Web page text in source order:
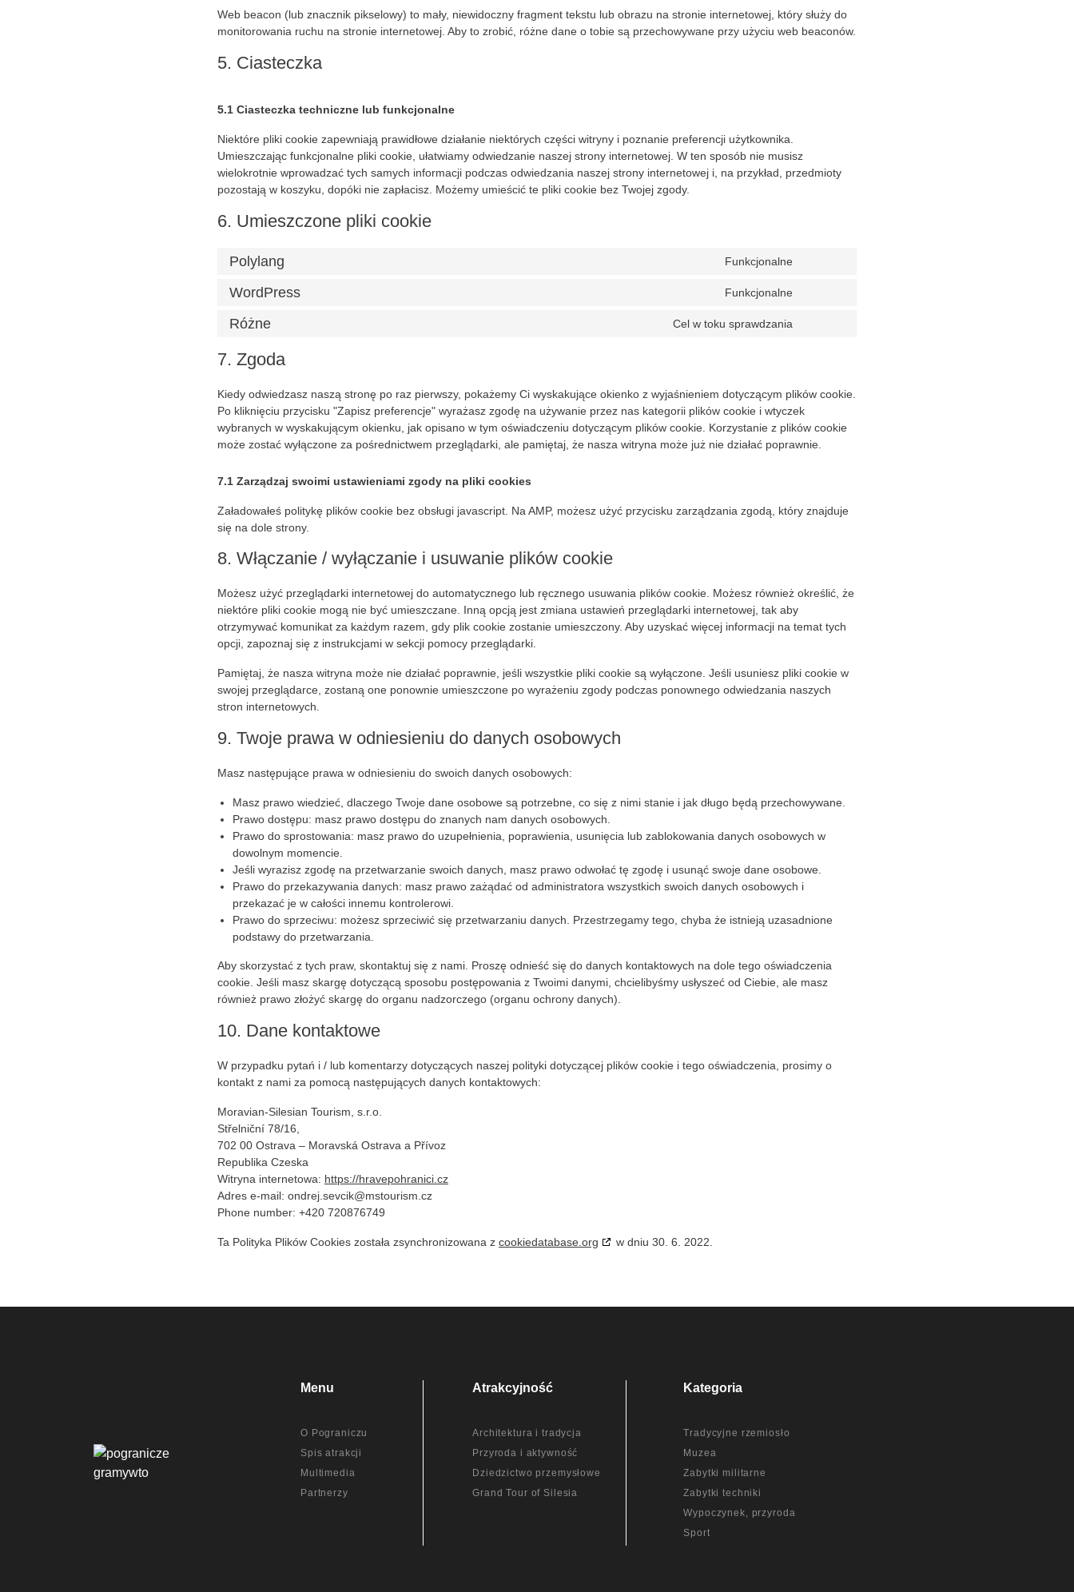
Web beacon (lub znacznik pikselowy) to mały, niewidoczny fragment tekstu lub obrazu na stronie internetowej, który służy do
monitorowania ruchu na stronie internetowej. Aby to zrobić, różne dane o tobie są przechowywane przy użyciu web beaconów.
5. Ciasteczka
5.1 Ciasteczka techniczne lub funkcjonalne
Niektóre pliki cookie zapewniają prawidłowe działanie niektórych części witryny i poznanie preferencji użytkownika.
Umieszczając funkcjonalne pliki cookie, ułatwiamy odwiedzanie naszej strony internetowej. W ten sposób nie musisz
wielokrotnie wprowadzać tych samych informacji podczas odwiedzania naszej strony internetowej i, na przykład, przedmioty
pozostają w koszyku, dopóki nie zapłacisz. Możemy umieścić te pliki cookie bez Twojej zgody.
6. Umieszczone pliki cookie
Polylang Funkcjonalne
WordPress Funkcjonalne
Różne Cel w toku sprawdzania
7. Zgoda
Kiedy odwiedzasz naszą stronę po raz pierwszy, pokażemy Ci wyskakujące okienko z wyjaśnieniem dotyczącym plików cookie.
Po kliknięciu przycisku "Zapisz preferencje" wyrażasz zgodę na używanie przez nas kategorii plików cookie i wtyczek
wybranych w wyskakującym okienku, jak opisano w tym oświadczeniu dotyczącym plików cookie. Korzystanie z plików cookie
może zostać wyłączone za pośrednictwem przeglądarki, ale pamiętaj, że nasza witryna może już nie działać poprawnie.
7.1 Zarządzaj swoimi ustawieniami zgody na pliki cookies
Załadowałeś politykę plików cookie bez obsługi javascript. Na AMP, możesz użyć przycisku zarządzania zgodą, który znajduje
się na dole strony.
8. Włączanie / wyłączanie i usuwanie plików cookie
Możesz użyć przeglądarki internetowej do automatycznego lub ręcznego usuwania plików cookie. Możesz również określić, że
niektóre pliki cookie mogą nie być umieszczane. Inną opcją jest zmiana ustawień przeglądarki internetowej, tak aby
otrzymywać komunikat za każdym razem, gdy plik cookie zostanie umieszczony. Aby uzyskać więcej informacji na temat tych
opcji, zapoznaj się z instrukcjami w sekcji pomocy przeglądarki.
Pamiętaj, że nasza witryna może nie działać poprawnie, jeśli wszystkie pliki cookie są wyłączone. Jeśli usuniesz pliki cookie w
swojej przeglądarce, zostaną one ponownie umieszczone po wyrażeniu zgody podczas ponownego odwiedzania naszych
stron internetowych.
9. Twoje prawa w odniesieniu do danych osobowych
Masz następujące prawa w odniesieniu do swoich danych osobowych:
Masz prawo wiedzieć, dlaczego Twoje dane osobowe są potrzebne, co się z nimi stanie i jak długo będą przechowywane.
Prawo dostępu: masz prawo dostępu do znanych nam danych osobowych.
Prawo do sprostowania: masz prawo do uzupełnienia, poprawienia, usunięcia lub zablokowania danych osobowych w
dowolnym momencie.
Jeśli wyrazisz zgodę na przetwarzanie swoich danych, masz prawo odwołać tę zgodę i usunąć swoje dane osobowe.
Prawo do przekazywania danych: masz prawo zażądać od administratora wszystkich swoich danych osobowych i
przekazać je w całości innemu kontrolerowi.
Prawo do sprzeciwu: możesz sprzeciwić się przetwarzaniu danych. Przestrzegamy tego, chyba że istnieją uzasadnione
podstawy do przetwarzania.
Aby skorzystać z tych praw, skontaktuj się z nami. Proszę odnieść się do danych kontaktowych na dole tego oświadczenia
cookie. Jeśli masz skargę dotyczącą sposobu postępowania z Twoimi danymi, chcielibyśmy usłyszeć od Ciebie, ale masz
również prawo złożyć skargę do organu nadzorczego (organu ochrony danych).
10. Dane kontaktowe
W przypadku pytań i / lub komentarzy dotyczących naszej polityki dotyczącej plików cookie i tego oświadczenia, prosimy o
kontakt z nami za pomocą następujących danych kontaktowych:
Moravian-Silesian Tourism, s.r.o.
Střelniční 78/16,
702 00 Ostrava – Moravská Ostrava a Přívoz
Republika Czeska
Witryna internetowa: https://hravepohranici.cz
Adres e-mail: ondrej.sevcik@mstourism.cz
Phone number: +420 720876749
Ta Polityka Plików Cookies została zsynchronizowana z cookiedatabase.org w dniu 30. 6. 2022.
Menu
O Pograniczu
Spis atrakcji
Multimedia
Partnerzy
Atrakcyjność
Architektura i tradycja
Przyroda i aktywność
Dziedzictwo przemysłowe
Grand Tour of Silesia
Kategoria
Tradycyjne rzemiosło
Muzea
Zabytki militarne
Zabytki techniki
Wypoczynek, przyroda
Sport